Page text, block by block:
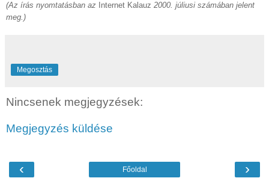
(Az írás nyomtatásban az Internet Kalauz 2000. júliusi számában jelent
meg.)
Megosztás
Nincsenek megjegyzések:
Megjegyzés küldése
‹ ›
Főoldal